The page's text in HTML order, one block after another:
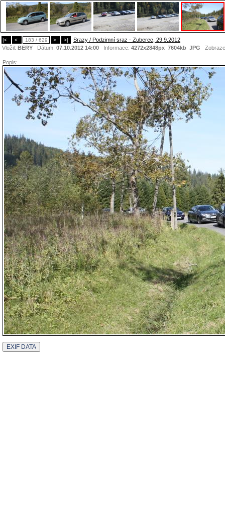
|< < 183 / 629 > >|
Srazy / Podzimní sraz - Zuberec, 29.9.2012
Vložil: BERY Dátum: 07.10.2012 14:00 Informace: 4272x2848px 7604kb JPG
Popis: